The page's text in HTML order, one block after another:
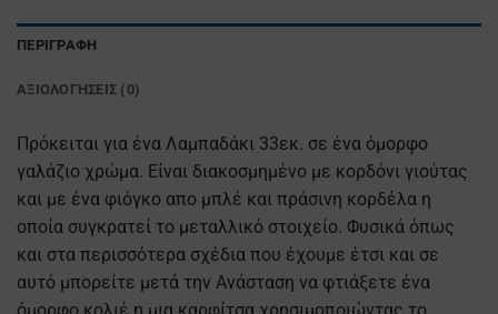
ΠΕΡΙΓΡΑΦΉ
ΑΞΙΟΛΟΓΉΣΕΙΣ (0)
Πρόκειται για ένα Λαμπαδάκι 33εκ. σε ένα όμορφο
γαλάζιο χρώμα. Είναι διακοσμημένο με κορδόνι γιούτας
και με ένα φιόγκο απο μπλέ και πράσινη κορδέλα η
οποία συγκρατεί το μεταλλικό στοιχείο. Φυσικά όπως
και στα περισσότερα σχέδια που έχουμε έτσι και σε
αυτό μπορείτε μετά την Ανάσταση να φτιάξετε ένα